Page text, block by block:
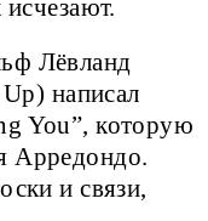
Лёвланд
написал
You”, которую
Арредондо.
и связи,